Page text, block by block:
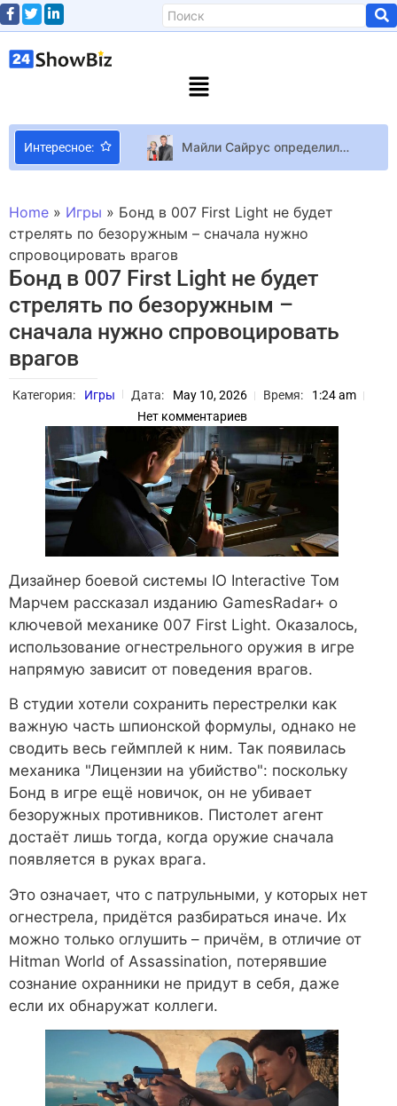
Интересное:
Майли Сайрус определилась с местом свадьбы
23-летняя жена Остапчука призналась, что ей снилась Дорофеева: “Сначала я ныла”
Home » Игры » Бонд в 007 First Light не будет
стрелять по безоружным – сначала нужно
спровоцировать врагов
Бонд в 007 First Light не будет
стрелять по безоружным –
сначала нужно спровоцировать
врагов
Категория: Игры Дата: May 10, 2026 Время:
1:24 am
Нет комментариев
Дизайнер боевой системы IO Interactive Том
Марчем рассказал изданию GamesRadar+ о
ключевой механике 007 First Light. Оказалось,
использование огнестрельного оружия в игре
напрямую зависит от поведения врагов.
В студии хотели сохранить перестрелки как
важную часть шпионской формулы, однако не
сводить весь геймплей к ним. Так появилась
механика "Лицензии на убийство": поскольку
Бонд в игре ещё новичок, он не убивает
безоружных противников. Пистолет агент
достаёт лишь тогда, когда оружие сначала
появляется в руках врага.
Это означает, что с патрульными, у которых нет
огнестрела, придётся разбираться иначе. Их
можно только оглушить – причём, в отличие от
Hitman World of Assassination, потерявшие
сознание охранники не придут в себя, даже
если их обнаружат коллеги.